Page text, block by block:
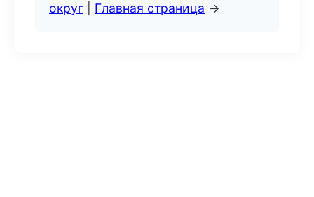
округ
Главная страница →